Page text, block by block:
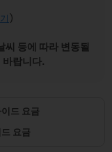
)
등에 따라 변동될
랍니다.
드 요금
요금